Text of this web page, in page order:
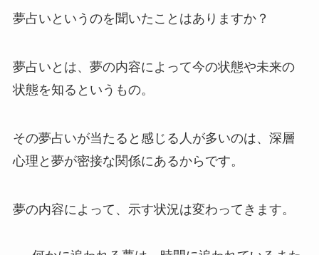
夢占いというのを聞いたことはありますか？
夢占いとは、夢の内容によって今の状態や未来の
状態を知るというもの。
その夢占いが当たると感じる人が多いのは、深層
心理と夢が密接な関係にあるからです。
夢の内容によって、示す状況は変わってきます。